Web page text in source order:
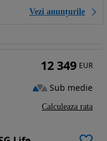
Vezi anunțurile
12 349 EUR
Sub medie
Calculeaza rata